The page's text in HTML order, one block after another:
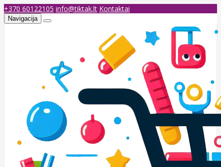
+370 60122105 info@tiktak.lt Kontaktai
Navigacija